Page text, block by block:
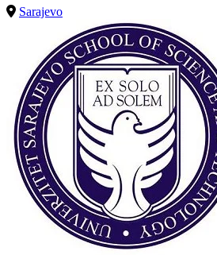
Sarajevo